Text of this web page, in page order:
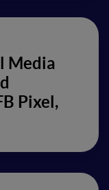
Media
Pixel,